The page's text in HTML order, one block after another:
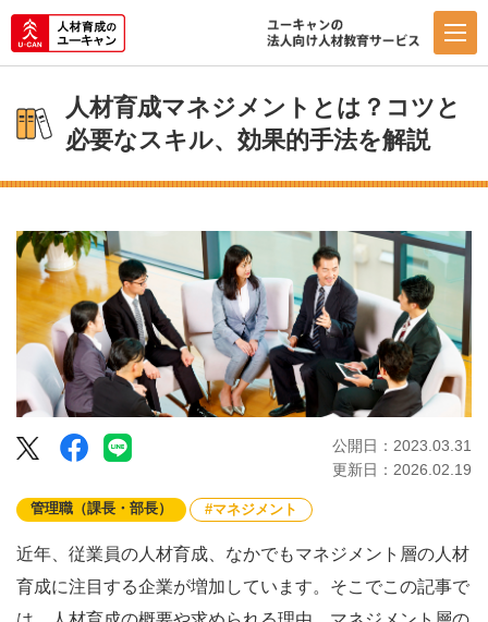
人材育成マネジメントとは？コツと
必要なスキル、効果的手法を解説
TwitterFacebook
LINE
公開日：2023.03.31
更新日：2026.02.19
管理職（課長・部長） マネジメント
近年、従業員の人材育成、なかでもマネジメント層の人材
育成に注目する企業が増加しています。そこでこの記事で